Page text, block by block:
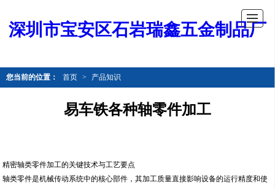
深圳市宝安区石岩瑞鑫五金制品厂
您当前的位置： 首页 > 产品知识
易车铁各种轴零件加工
精密轴类零件加工的关键技术与工艺要点
轴类零件是机械传动系统中的核心部件，其加工质量直接影响设备的运行精度和使